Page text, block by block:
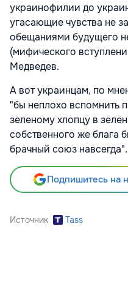
украинофилии до
угасающие чувства не
обещаниями будущего
(мифического
Медведев.
А вот украинцам, по
"бы неплохо вспомнить
зеленому хлопцу в
собственного же блага
брачный союз навсегда".
Подпишитесь на
Источник Tass